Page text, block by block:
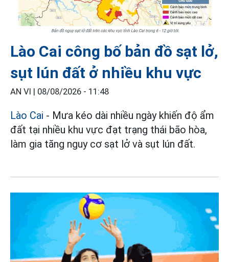
Lào Cai công bố bản đồ sạt lở,
sụt lún đất ở nhiều khu vực
AN VI | 08/08/2026 - 11:48
Lào Cai - Mưa kéo dài nhiều ngày khiến độ ẩm
đất tại nhiều khu vực đạt trạng thái bão hòa,
làm gia tăng nguy cơ sạt lở và sụt lún đất.